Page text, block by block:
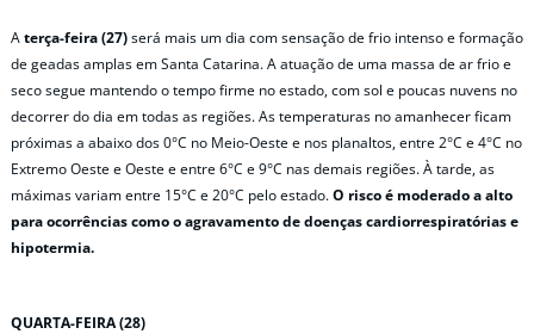
Aterça-feira (27)será mais um dia com sensação de frio intenso e formação
de geadas amplas em Santa Catarina. A atuação de uma massa de ar frio e
seco segue mantendo o tempo firme no estado, com sol e poucas nuvens no
decorrer do dia em todas as regiões. As temperaturas no amanhecer ficam
próximas a abaixo dos 0°C no Meio-Oeste e nos planaltos, entre 2°C e 4°C no
Extremo Oeste e Oeste e entre 6°C e 9°C nas demais regiões. À tarde, as
máximas variam entre 15°C e 20°C pelo estado.O risco é moderado a alto
para ocorrências como o agravamento de doenças cardiorrespiratóriase
hipotermia.
QUARTA-FEIRA (28)